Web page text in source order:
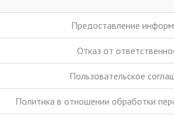
Предоставление
Отказ от
Пользовательское
Политика в отношении обработки